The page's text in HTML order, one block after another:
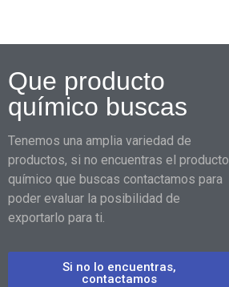
Que producto
químico buscas
Tenemos una amplia variedad de
productos, si no encuentras el producto
químico que buscas contactamos para
poder evaluar la posibilidad de
exportarlo para ti.
Si no lo encuentras,
contactamos